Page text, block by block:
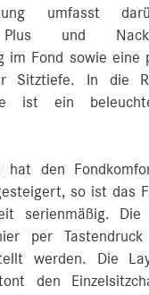
umfasst
Plus und
im Fond sowie eine
Sitztiefe. In die
ist ein
hat den
so ist das
serienmäßig. Die
per
werden. Die
den